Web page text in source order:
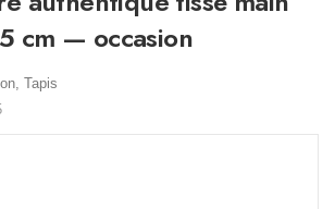
cm — occasion
, Tapis